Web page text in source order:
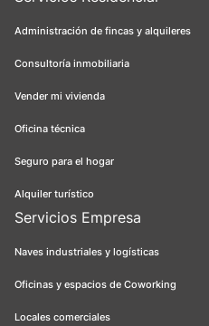
Administración de fincas y alquileres
Consultoría inmobiliaria
Vender mi vivienda
Oficina técnica
Seguro para el hogar
Alquiler turístico
Servicios Empresa
Naves industriales y logísticas
Oficinas y espacios de Coworking
Locales comerciales